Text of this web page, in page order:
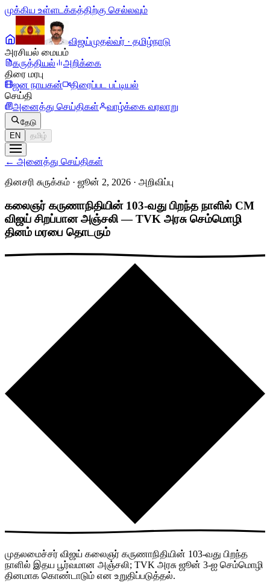
முக்கிய உள்ளடக்கத்திற்கு செல்லவும்
விஜய்முதல்வர் · தமிழ்நாடு
அரசியல் மையம்
கருத்தியல்
அறிக்கை
திரை மரபு
ஜன நாயகன்
திரைப்பட பட்டியல்
செய்தி
அனைத்து செய்திகள்
வாழ்க்கை வரலாறு
தேடு
EN
தமிழ்
← அனைத்து செய்திகள்
தினசரி சுருக்கம் · ஜூன் 2, 2026 · அறிவிப்பு
கலைஞர் கருணாநிதியின் 103-வது பிறந்த நாளில் CM
விஜய் சிறப்பான அஞ்சலி — TVK அரசு செம்மொழி
தினம் மரபை தொடரும்
முதலமைச்சர் விஜய் கலைஞர் கருணாநிதியின் 103-வது பிறந்த
நாளில் இதய பூர்வமான அஞ்சலி; TVK அரசு ஜூன் 3-ஐ செம்மொழி
தினமாக கொண்டாடும் என உறுதிப்படுத்தல்.